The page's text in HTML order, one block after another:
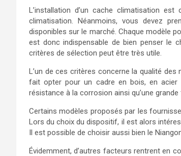
L’installation d’un cache climatisation
climatisation. Néanmoins, vous devez
disponibles sur le marché. Chaque modèle
est donc indispensable de bien penser le
critères de sélection peut être très utile.
L’un de ces critères concerne la qualité
fait opter pour un cadre en bois, en acier
résistance à la corrosion ainsi qu’une
Certains modèles proposés par les
Lors du choix du dispositif, il est alors
Il est possible de choisir aussi bien le
Évidemment, d’autres facteurs rentrent en